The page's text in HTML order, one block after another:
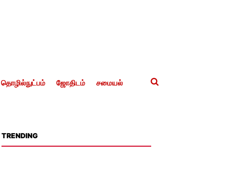
தொழில்நுட்பம் ஜோதிடம் சமையல்
TRENDING